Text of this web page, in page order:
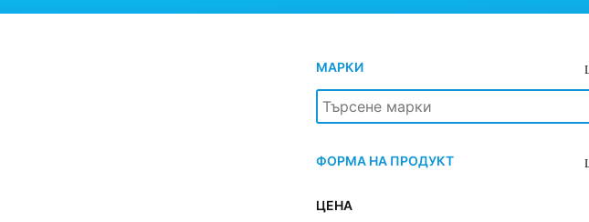
МАРКИ
ФОРМА НА ПРОДУКТ
ЦЕНА